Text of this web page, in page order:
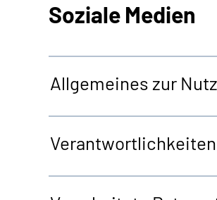
Soziale Medien
Allgemeines zur
Verantwortlichkeiten